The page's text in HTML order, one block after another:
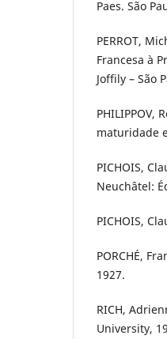
Paes. São
PERROT,
Francesa à
Joffily – São
PHILIPPOV,
maturidade
PICHOIS,
Neuchâtel:
PICHOIS,
PORCHÉ,
1927.
RICH,
University,